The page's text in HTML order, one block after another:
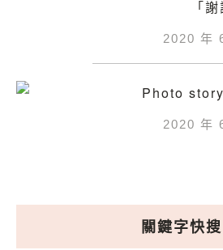
「謝
2020 年
Photo
2020 年
關鍵字快搜